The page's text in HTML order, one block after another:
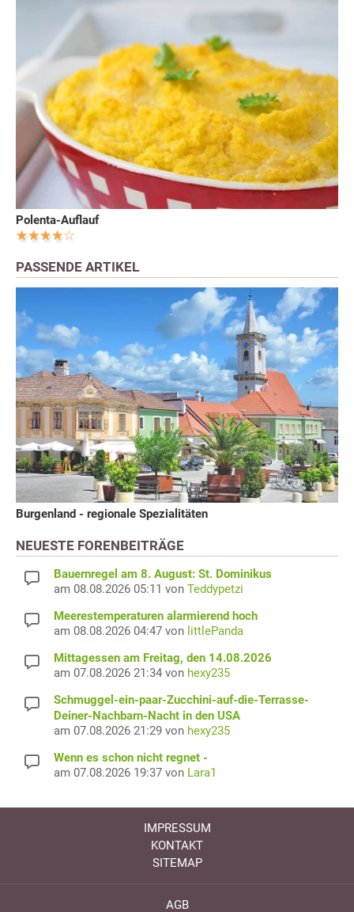
Polenta-Auflauf
PASSENDE ARTIKEL
Burgenland - regionale Spezialitäten
NEUESTE FORENBEITRÄGE
Bauernregel am 8. August: St. Dominikus
am 08.08.2026 05:11 von Teddypetzi
Meerestemperaturen alarmierend hoch
am 08.08.2026 04:47 von littlePanda
Mittagessen am Freitag, den 14.08.2026
am 07.08.2026 21:34 von hexy235
Schmuggel-ein-paar-Zucchini-auf-die-Terrasse-
Deiner-Nachbarn-Nacht in den USA
am 07.08.2026 21:29 von hexy235
Wenn es schon nicht regnet -
am 07.08.2026 19:37 von Lara1
IMPRESSUM
KONTAKT
SITEMAP
AGB